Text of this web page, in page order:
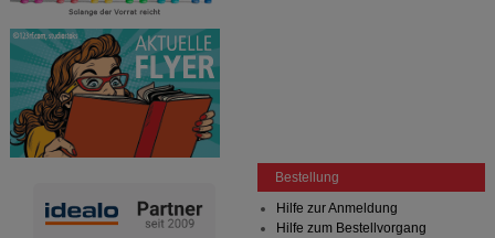
Bestellung
Hilfe zur Anmeldung
Hilfe zum Bestellvorgang